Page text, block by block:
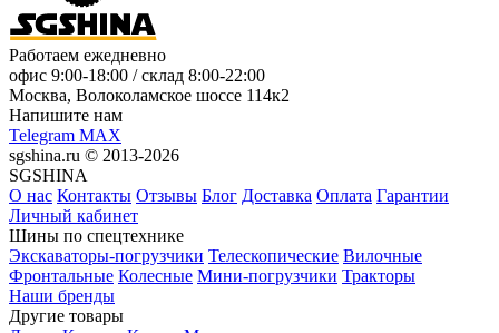
Работаем ежедневно
офис 9:00-18:00 / склад 8:00-22:00
Москва, Волоколамское шоссе 114к2
Напишите нам
Telegram MAX
sgshina.ru © 2013-2026
SGSHINA
О нас Контакты Отзывы Блог Доставка Оплата Гарантии
Личный кабинет
Шины по спецтехнике
Экскаваторы-погрузчики Телескопические Вилочные
Фронтальные Колесные Мини-погрузчики Тракторы
Наши бренды
Другие товары